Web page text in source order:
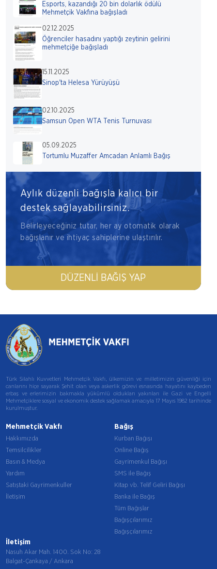
Esports, kazandığı 20 bin dolarlık ödülü
Mehmetçik Vakfına bağışladı
02.12.2025
Öğrenciler hasadını yaptığı zeytinin gelirini
mehmetçiğe bağışladı
15.11.2025
Sinop'ta Helesa Yürüyüşü
02.10.2025
Samsun Open WTA Tenis Turnuvası
05.09.2025
Tortumlu Muzaffer Amcadan Anlamlı Bağış
Aylık düzenli bağışla kalıcı bir
destek sağlayabilirsiniz.
Belirleyeceğiniz tutar, her ay otomatik olarak
bağışlanır ve ihtiyaç sahiplerine ulaştırılır.
DÜZENLI BAĞIŞ YAP
Türk Silahlı Kuvvetleri Mehmetçik Vakfı, ülkemizin ve milletimizin güvenliği için
canlarını hiçe sayarak Şehit olan veya askerlik görevi esnasında hayatını kaybeden
erbaş ve erlerimizin bakmakla yükümlü oldukları yakınları ile Gazi ve Engelli
Mehmetçiklere sosyal ve ekonomik destek sağlamak amacıyla 17 Mayıs 1982 tarihinde
kurulmuştur.
Mehmetçik Vakfı
Hakkımızda
Temsilcilikler
Basın & Medya
Yardım
Satıştaki Gayrimenkuller
İletişim
Bağış
Kurban Bağışı
Online Bağış
Gayrimenkul Bağışı
SMS ile Bağış
Kitap vb. Telif Geliri Bağışı
Banka ile Bağış
Tüm Bağışlar
Bağışçılarımız
Bağışçılarımız
İletişim
Nasuh Akar Mah. 1400. Sok No: 28
Balgat-Çankaya / Ankara